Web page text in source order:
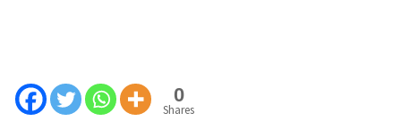
0
Shares